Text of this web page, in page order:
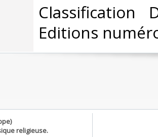
Classification
Editions
religieuse.